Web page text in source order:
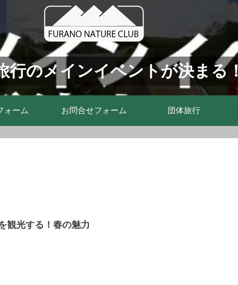
行のメインイベントが決まる！
ォーム お問合せフォーム 団体旅行
観光する！春の魅力